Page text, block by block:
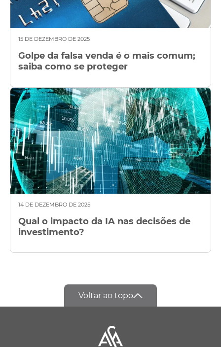
15 DE DEZEMBRO DE 2025
Golpe da falsa venda é o mais comum;
saiba como se proteger
14 DE DEZEMBRO DE 2025
Qual o impacto da IA nas decisões de
investimento?
Voltar ao topo